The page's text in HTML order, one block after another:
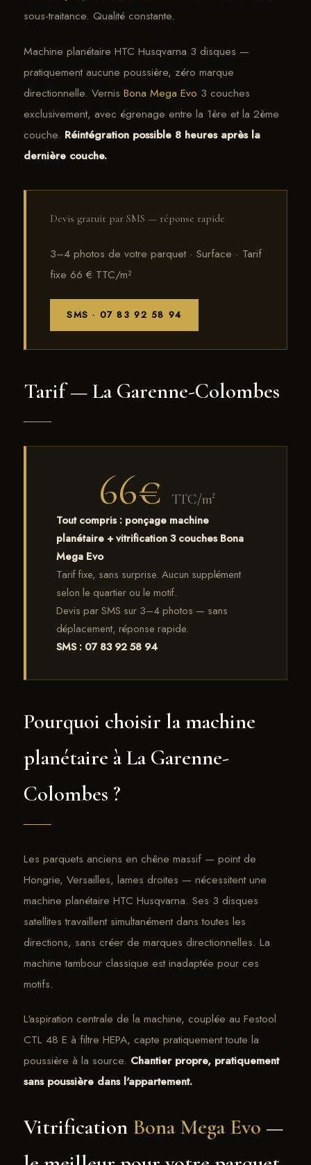
sous-traitance. Qualité constante.
Machine planétaire HTC Husqvarna 3 disques —
pratiquement aucune poussière, zéro marque
directionnelle. Vernis Bona Mega Evo 3 couches
exclusivement, avec égrenage entre la 1ère et la 2ème
couche. Réintégration possible 8 heures après la
dernière couche.
Devis gratuit par SMS — réponse rapide
3–4 photos de votre parquet · Surface · Tarif
fixe 66 € TTC/m²
SMS · 07 83 92 58 94
Tarif — La Garenne-Colombes
66€ TTC/m²
Tout compris : ponçage machine
planétaire + vitrification 3 couches Bona
Mega Evo
Tarif fixe, sans surprise. Aucun supplément
selon le quartier ou le motif.
Devis par SMS sur 3–4 photos — sans
déplacement, réponse rapide.
SMS : 07 83 92 58 94
Pourquoi choisir la machine
planétaire à La Garenne-
Colombes ?
Les parquets anciens en chêne massif — point de
Hongrie, Versailles, lames droites — nécessitent une
machine planétaire HTC Husqvarna. Ses 3 disques
satellites travaillent simultanément dans toutes les
directions, sans créer de marques directionnelles. La
machine tambour classique est inadaptée pour ces
motifs.
L'aspiration centrale de la machine, couplée au Festool
CTL 48 E à filtre HEPA, capte pratiquement toute la
poussière à la source. Chantier propre, pratiquement
sans poussière dans l'appartement.
Vitrification Bona Mega Evo —